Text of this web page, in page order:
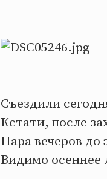
Съездили
Кстати, после
Пара вечеров до
Видимо осеннее